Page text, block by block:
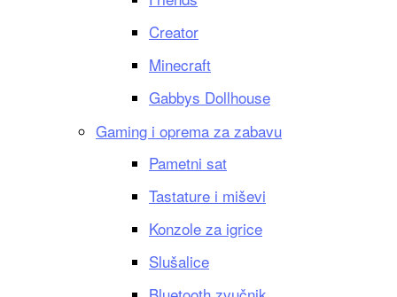
Creator
Minecraft
Gabbys Dollhouse
Gaming i oprema za zabavu
Pametni sat
Tastature i miševi
Konzole za igrice
Slušalice